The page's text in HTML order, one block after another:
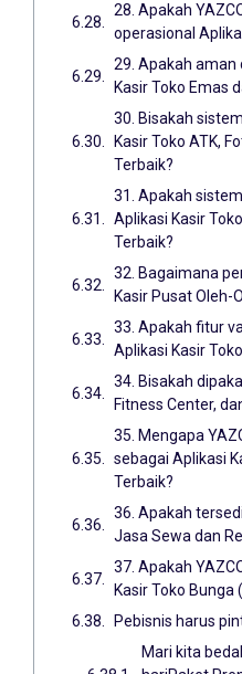
28. Apakah
operasional
29. Apakah aman
Kasir Toko Emas
30. Bisakah
Kasir Toko ATK,
Terbaik?
31. Apakah
Aplikasi Kasir
Terbaik?
32. Bagaimana
Kasir Pusat Oleh-
33. Apakah fitur
Aplikasi Kasir
34. Bisakah
Fitness Center,
35. Mengapa
sebagai Aplikasi
Terbaik?
36. Apakah
Jasa Sewa dan
37. Apakah
Kasir Toko Bunga
Pebisnis harus
Mari kita